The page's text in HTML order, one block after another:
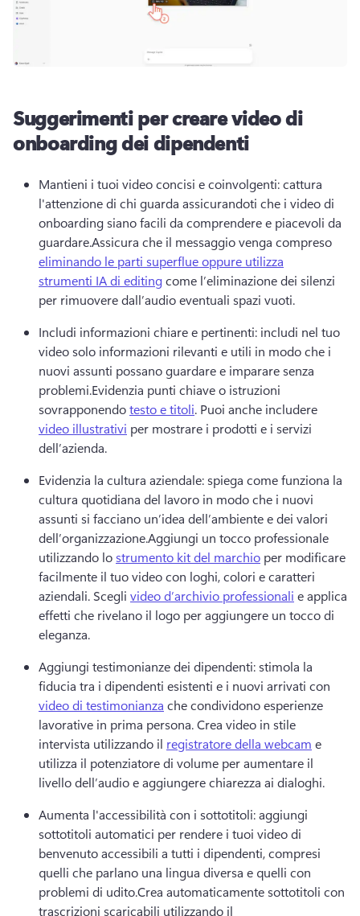
Suggerimenti per creare video di
onboarding dei dipendenti
Mantieni i tuoi video concisi e coinvolgenti: cattura
l'attenzione di chi guarda assicurandoti che i video di
onboarding siano facili da comprendere e piacevoli da
guardare.Assicura che il messaggio venga compreso
eliminando le parti superflue oppure utilizza
strumenti IA di editing come l’eliminazione dei silenzi
per rimuovere dall’audio eventuali spazi vuoti.
Includi informazioni chiare e pertinenti: includi nel tuo
video solo informazioni rilevanti e utili in modo che i
nuovi assunti possano guardare e imparare senza
problemi.Evidenzia punti chiave o istruzioni
sovrapponendo testo e titoli. Puoi anche includere
video illustrativi per mostrare i prodotti e i servizi
dell’azienda.
Evidenzia la cultura aziendale: spiega come funziona la
cultura quotidiana del lavoro in modo che i nuovi
assunti si facciano un’idea dell’ambiente e dei valori
dell’organizzazione.Aggiungi un tocco professionale
utilizzando lo strumento kit del marchio per modificare
facilmente il tuo video con loghi, colori e caratteri
aziendali. Scegli video d’archivio professionali
effetti che rivelano il logo per aggiungere un tocco di
eleganza.
Aggiungi testimonianze dei dipendenti: stimola la
fiducia tra i dipendenti esistenti e i nuovi arrivati con
video di testimonianza che condividono esperienze
lavorative in prima persona. Crea video in stile
intervista utilizzando il registratore della webcam e
utilizza il potenziatore di volume per aumentare il
livello dell’audio e aggiungere chiarezza ai dialoghi.
Aumenta l'accessibilità con i sottotitoli: aggiungi
sottotitoli automatici per rendere i tuoi video di
benvenuto accessibili a tutti i dipendenti, compresi
quelli che parlano una lingua diversa e quelli con
problemi di udito.Crea automaticamente sottotitoli con
trascrizioni scaricabili utilizzando il